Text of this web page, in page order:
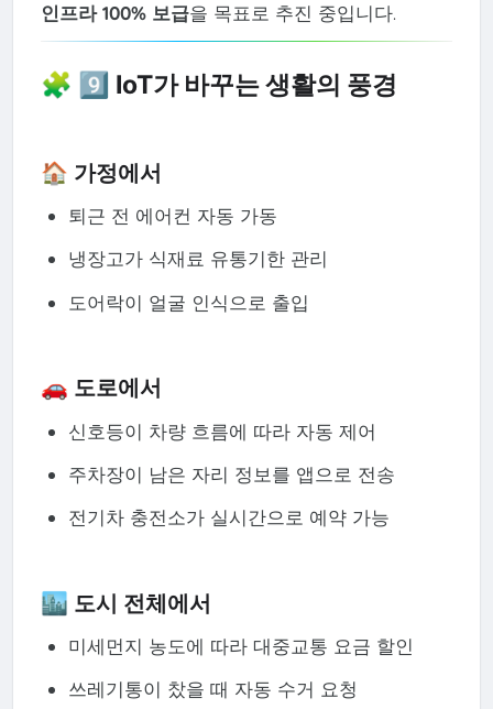
인프라 100% 보급을 목표로 추진 중입니다.
🧩 9️⃣ IoT가 바꾸는 생활의 풍경
🏠 가정에서
퇴근 전 에어컨 자동 가동
냉장고가 식재료 유통기한 관리
도어락이 얼굴 인식으로 출입
🚗 도로에서
신호등이 차량 흐름에 따라 자동 제어
주차장이 남은 자리 정보를 앱으로 전송
전기차 충전소가 실시간으로 예약 가능
🏙️ 도시 전체에서
미세먼지 농도에 따라 대중교통 요금 할인
쓰레기통이 찼을 때 자동 수거 요청